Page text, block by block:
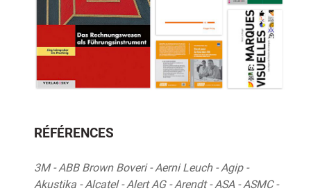
RÉFÉRENCES
3M - ABB Brown Boveri - Aerni Leuch - Agip -
Akustika - Alcatel - Alert AG - Arendt - ASA - ASMC -